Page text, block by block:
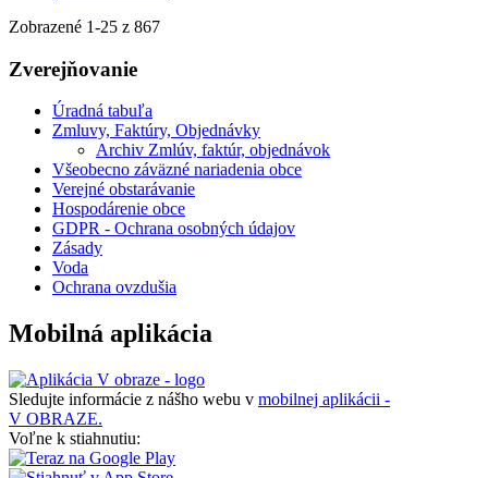
Zobrazené 1-25 z 867
Zverejňovanie
Úradná tabuľa
Zmluvy, Faktúry, Objednávky
Archiv Zmlúv, faktúr, objednávok
Všeobecno záväzné nariadenia obce
Verejné obstarávanie
Hospodárenie obce
GDPR - Ochrana osobných údajov
Zásady
Voda
Ochrana ovzdušia
Mobilná aplikácia
Sledujte informácie z nášho webu v mobilnej aplikácii -
V OBRAZE.
Voľne k stiahnutiu: